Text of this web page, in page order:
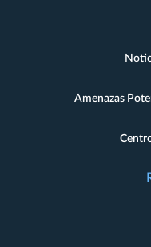
Amenazas